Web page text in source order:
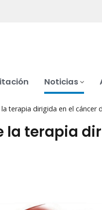
Noticias
terapia dirigida en el cáncer
la terapia